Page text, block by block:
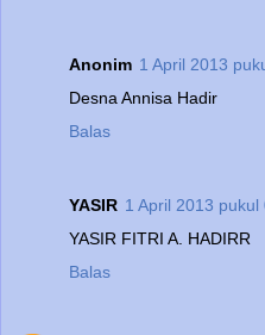
Anonim 1 April 2013
Desna Annisa Hadir
Balas
YASIR 1 April 2013 pukul
YASIR FITRI A. HADIRR
Balas